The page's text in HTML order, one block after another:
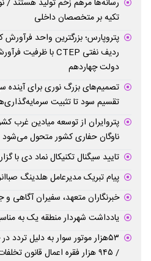
تکیه بر متخصصان داخلی
پتروپارس؛ بزرگترین واحد فرآورش
دولت چهاردهم
تصمیم‌های بزرگ نوری برای آینده
تقسیم سود تا تثبیت
ناوگان حفاری کشور متحول می‌شود
تایید سیگنال تکنیکال نماد دی با
پیام تبریک مدیرعامل هلدینگ
خبرنگاران متعهد، سفیران آگاهی
یادداشت شهردار منطقه یک به
۵۳هزار موتور سوار به دلیل
/ ۹۴۵ هزار فقره اعمال قانون تخلفات موتورسواران در سال ۱۴۰۵